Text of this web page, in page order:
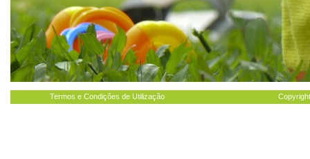
Termos e Condições de Utilização